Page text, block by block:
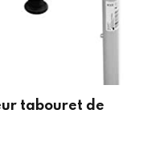
tabouret de